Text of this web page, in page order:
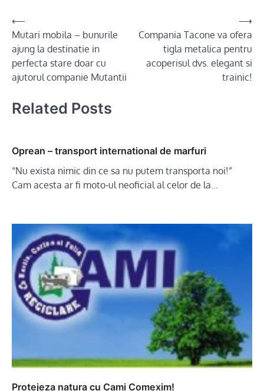
Post
navigation
⟵
Mutari mobila – bunurile
ajung la destinatie in
perfecta stare doar cu
ajutorul companie Mutantii
Compania Tacone va ofera
tigla metalica pentru
acoperisul dvs. elegant si
trainic!
⟶
Related Posts
Oprean – transport international de marfuri
“Nu exista nimic din ce sa nu putem transporta noi!”
Cam acesta ar fi moto-ul neoficial al celor de la…
Protejeza natura cu Cami Comexim!